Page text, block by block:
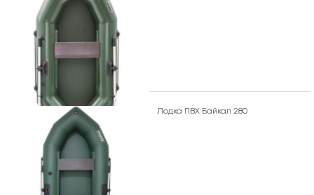
Лодка ПВХ Байкал 280